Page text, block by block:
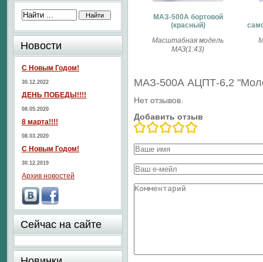
МАЗ-500А бортовой
(красный)
Масштабная модель
МАЗ(1:43)
МАЗ-500А АЦПТ-6,2
Нет отзывов.
Добавить отзыв
Новости
С Новым Годом!
30.12.2022
ДЕНЬ ПОБЕДЫ!!!!
08.05.2020
8 марта!!!!
08.03.2020
С Новым Годом!
30.12.2019
Архив новостей
Сейчас на сайте